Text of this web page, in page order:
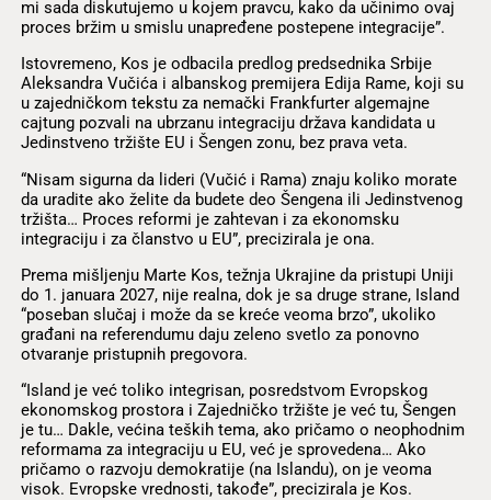
mi sada diskutujemo u kojem pravcu, kako da učinimo ovaj
proces bržim u smislu unapređene postepene integracije”.
Istovremeno, Kos je odbacila predlog predsednika Srbije
Aleksandra Vučića i albanskog premijera Edija Rame, koji su
u zajedničkom tekstu za nemački Frankfurter algemajne
cajtung pozvali na ubrzanu integraciju država kandidata u
Jedinstveno tržište EU i Šengen zonu, bez prava veta.
“Nisam sigurna da lideri (Vučić i Rama) znaju koliko morate
da uradite ako želite da budete deo Šengena ili Jedinstvenog
tržišta… Proces reformi je zahtevan i za ekonomsku
integraciju i za članstvo u EU”, precizirala je ona.
Prema mišljenju Marte Kos, težnja Ukrajine da pristupi Uniji
do 1. januara 2027, nije realna, dok je sa druge strane, Island
“poseban slučaj i može da se kreće veoma brzo”, ukoliko
građani na referendumu daju zeleno svetlo za ponovno
otvaranje pristupnih pregovora.
“Island je već toliko integrisan, posredstvom Evropskog
ekonomskog prostora i Zajedničko tržište je već tu, Šengen
je tu… Dakle, većina teških tema, ako pričamo o neophodnim
reformama za integraciju u EU, već je sprovedena… Ako
pričamo o razvoju demokratije (na Islandu), on je veoma
visok. Evropske vrednosti, takođe”, precizirala je Kos.